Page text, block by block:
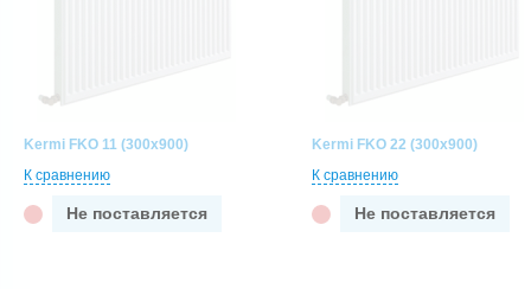
Kermi FKO 11 (300x900)
К сравнению
Не поставляется
Kermi FKO 22 (300x900)
К сравнению
Не поставляется